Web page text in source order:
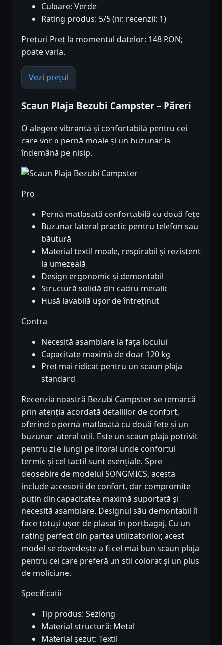
Culoare: Verde
Rating produs: 5/5 (nr. recenzii: 1)
Prețuri Preț la momentul datelor: 148 RON;
poate varia.
Vezi prețul
Scaun Plaja Bezubi Campster – Păreri
O alegere vibrantă și confortabilă pentru cei
care vor o pernă moale și un buzunar la
îndemână pe nisip.
Pro
Pernă matlasată confortabilă cu două fețe
Buzunar lateral practic pentru telefon sau
băutură
Material textil moale, respirabil și rezistent
la umezeală
Design ergonomic și demontabil
Structură solidă din cadru metalic
Husă lavabilă ușor de întreținut
Contra
Necesită asamblare la fața locului
Capacitate maximă de doar 120 kg
Preț mai ridicat pentru un scaun plaja
standard
Recenzia noastră Bezubi Campster se remarcă
prin atenția acordată detaliilor de confort,
oferind o pernă matlasată cu două fețe și un
buzunar lateral util. Este un scaun plaja potrivit
pentru zile lungi pe litoral unde confortul
termic și cel tactil sunt esențiale. Spre
deosebire de modelul SONGMICS, acesta
include accesorii de confort, dar compromite
puțin din capacitatea maximă suportată și
necesită asamblare. Designul său demontabil îl
face totuși ușor de plasat în portbagaj. Cu un
rating perfect din partea utilizatorilor, acest
model se dovedește a fi cel mai bun scaun plaja
pentru cei care preferă un stil colorat și un plus
de moliciune.
Specificații
Tip produs: Sezlong
Material structură: Metal
Material șezut: Textil